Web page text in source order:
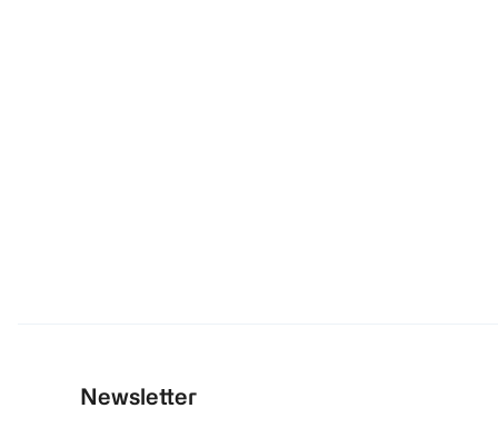
Newsletter